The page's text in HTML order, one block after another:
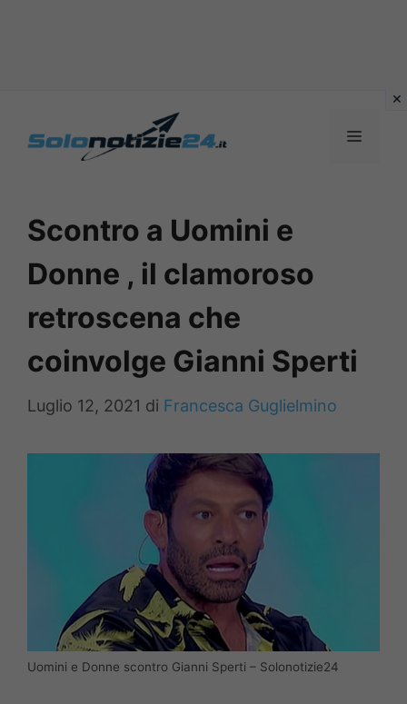
MENU
Scontro a Uomini e
Donne , il clamoroso
retroscena che
coinvolge Gianni Sperti
Luglio 12, 2021 di Francesca Guglielmino
Uomini e Donne scontro Gianni Sperti – Solonotizie24